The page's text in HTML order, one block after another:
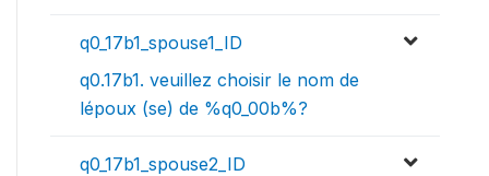
q0_17b1_spouse1_ID
q0.17b1. veuillez choisir le nom de
lépoux (se) de %q0_00b%?
q0_17b1_spouse2_ID